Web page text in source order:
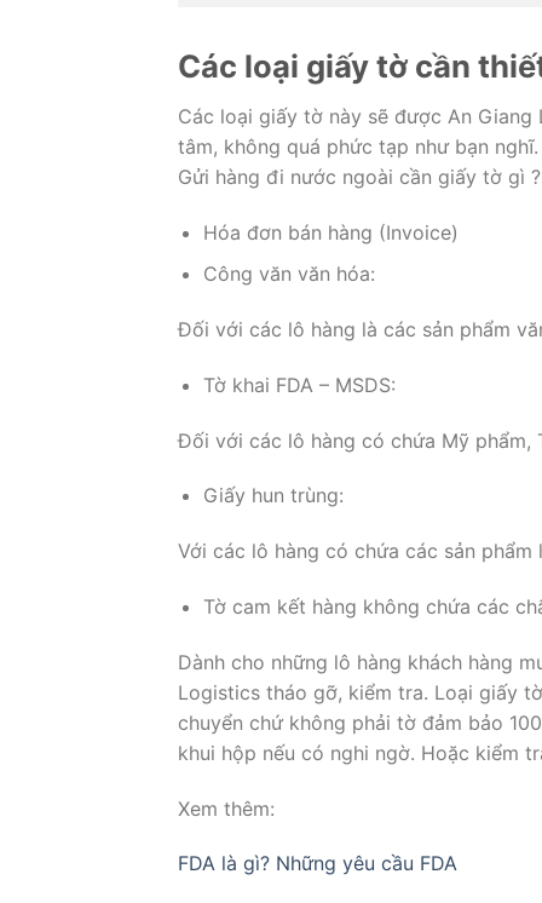
Các loại giấy tờ cần
Các loại giấy tờ này sẽ được An
tâm, không quá phức tạp như bạn
Gửi hàng đi nước ngoài cần giấy tờ gì
Hóa đơn bán hàng (Invoice)
Công văn văn hóa:
Đối với các lô hàng là các sản phẩm
Tờ khai FDA – MSDS:
Đối với các lô hàng có chứa Mỹ phẩm,
Giấy hun trùng:
Với các lô hàng có chứa các sản phẩm
Tờ cam kết hàng không chứa các
Dành cho những lô hàng khách hàng
Logistics tháo gỡ, kiểm tra. Loại giấy
chuyển chứ không phải tờ đảm bảo
khui hộp nếu có nghi ngờ. Hoặc kiểm
Xem thêm:
FDA là gì? Những yêu cầu FDA